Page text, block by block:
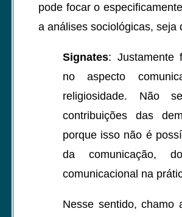
pode focar o
a análises sociológicas, seja
Signates: Justamente
no aspecto
religiosidade. Não
contribuições das
porque isso não é
da comunicação,
comunicacional na
Nesse sentido, chamo